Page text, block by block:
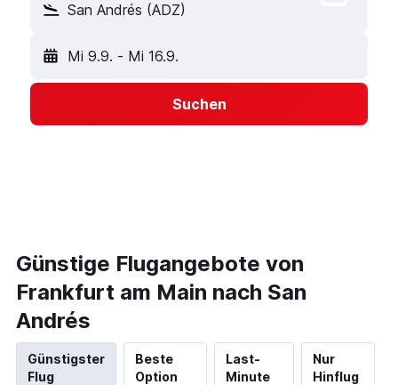
San Andrés (ADZ)
Mi 9.9. - Mi 16.9.
Suchen
Günstige Flugangebote von
Frankfurt am Main nach San
Andrés
Günstigster
Flug
Beste
Option
Last-
Minute
Nur
Hinflug